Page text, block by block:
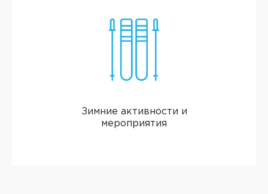
Зимние активности и
мероприятия